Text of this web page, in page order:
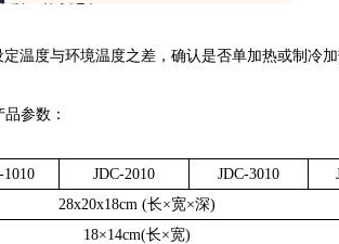
温度与环境温度之差，确认是否单加热或制冷加
参数：
1010 JDC-2010 JDC-3010
28x20x18cm (长×宽×深)
18×14cm(长×宽)